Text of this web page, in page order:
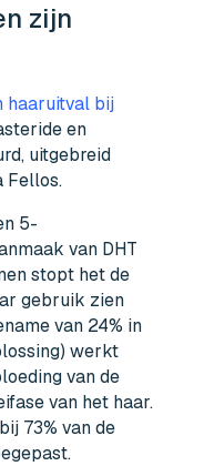
zijn
haaruitval bij
en
uitgebreid
Fellos.
5-
van DHT
stopt het de
gebruik zien
van 24% in
werkt
van de
van het haar.
bij 73% van de